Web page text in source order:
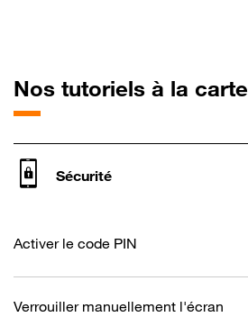
Nos tutoriels à la carte
Sécurité
Activer le code PIN
Verrouiller manuellement l'écran